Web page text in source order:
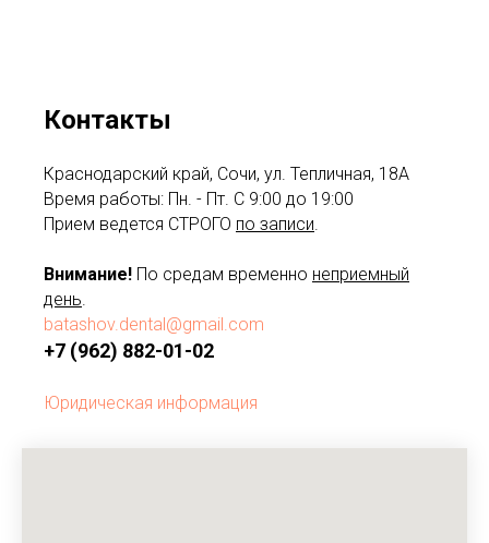
Контакты
Краснодарский край, Сочи, ул. Тепличная, 18А
Время работы: Пн. - Пт. С 9:00 до 19:00
Прием ведется СТРОГО по записи
Внимание! По средам временно неприемный
день
batashov.dental@gmail.com
+7 (962) 882-01-02
Юридическая информация